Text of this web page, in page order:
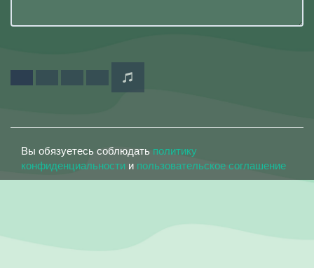
Вы обязуетесь соблюдать политику
конфиденциальности и пользовательское соглашение